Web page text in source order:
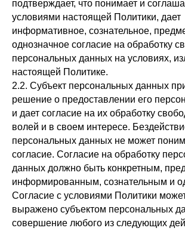
подтверждает, что понимает и
условиями настоящей Политики, дает
информативное, сознательное,
однозначное согласие на обработку
персональных данных на условиях,
настоящей Политике.
2.2. Субъект персональных данных
решение о предоставлении его
и дает согласие на их обработку
волей и в своем интересе.
персональных данных не может
согласие. Согласие на обработку
данных должно быть конкретным,
информированным, сознательным и
Согласие с условиями Политики
выражено субъектом персональных
совершение любого из следующих